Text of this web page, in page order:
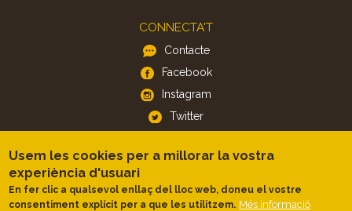
CONNECTA'T
Contacte
Facebook
Instagram
Twitter
APP
iOS
Android
Usem les cookies per a millorar la vostra
experiència d'usuari
En fer clic a qualsevol enllaç del lloc web, doneu el vostre
consentiment explícit per a que les utilitzem. Més informació